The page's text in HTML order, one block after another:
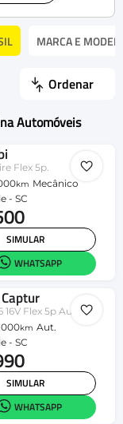
MARCA E
Ordenar
Automóveis
Flex 5p.
km Mecânico
- SC
SIMULAR
WHATSAPP
Captur
16V Flex 5p Aut.
km Aut.
- SC
SIMULAR
WHATSAPP